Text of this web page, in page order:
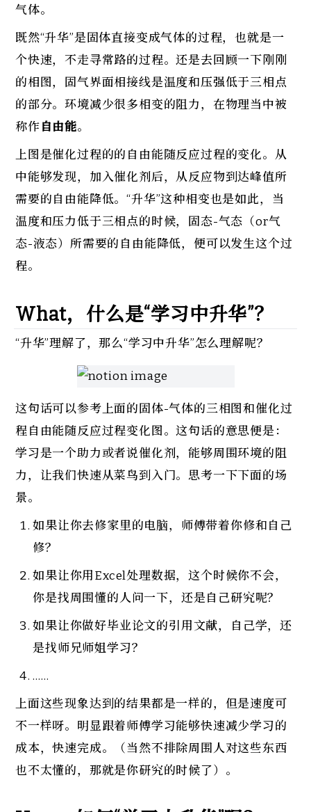
气体。
既然“升华”是固体直接变成气体的过程，也就是一
个快速，不走寻常路的过程。还是去回顾一下刚刚
的相图，固气界面相接线是温度和压强低于三相点
的部分。环境减少很多相变的阻力，在物理当中被
称作自由能。
上图是催化过程的的自由能随反应过程的变化。从
中能够发现，加入催化剂后，从反应物到达峰值所
需要的自由能降低。“升华”这种相变也是如此，当
温度和压力低于三相点的时候，固态-气态（or气
态-液态）所需要的自由能降低，便可以发生这个过
程。
What，什么是“学习中升华”？
“升华”理解了，那么“学习中升华”怎么理解呢？
这句话可以参考上面的固体-气体的三相图和催化过
程自由能随反应过程变化图。这句话的意思便是：
学习是一个助力或者说催化剂，能够周围环境的阻
力，让我们快速从菜鸟到入门。思考一下下面的场
景。
如果让你去修家里的电脑，师傅带着你修和自己
修？
如果让你用Excel处理数据，这个时候你不会，
你是找周围懂的人问一下，还是自己研究呢？
如果让你做好毕业论文的引用文献，自己学，还
是找师兄师姐学习？
……
上面这些现象达到的结果都是一样的，但是速度可
不一样呀。明显跟着师傅学习能够快速减少学习的
成本，快速完成。（当然不排除周围人对这些东西
也不太懂的，那就是你研究的时候了）。